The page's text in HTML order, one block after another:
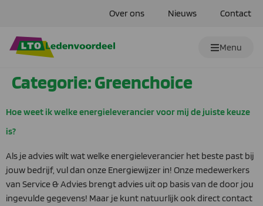
Over ons Nieuws Contact
Menu
Categorie:Greenchoice
Hoe weet ik welke energieleverancier voor mij de juiste keuze
is?
Als je advies wilt wat welke energieleverancier het beste past bij
jouw bedrijf, vul dan onze Energiewijzer in! Onze medewerkers
van Service & Advies brengt advies uit op basis van de door jou
ingevulde gegevens! Maar je kunt natuurlijk ook direct contact